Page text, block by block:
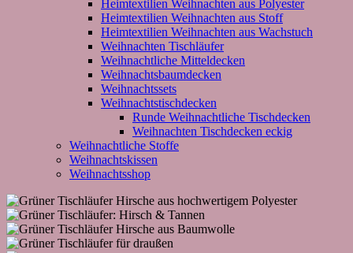
Heimtextilien Weihnachten aus Polyester
Heimtextilien Weihnachten aus Stoff
Heimtextilien Weihnachten aus Wachstuch
Weihnachten Tischläufer
Weihnachtliche Mitteldecken
Weihnachtsbaumdecken
Weihnachtssets
Weihnachtstischdecken
Runde Weihnachtliche Tischdecken
Weihnachten Tischdecken eckig
Weihnachtliche Stoffe
Weihnachtskissen
Weihnachtsshop